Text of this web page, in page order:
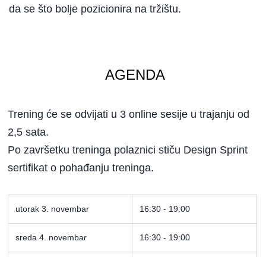
da se što bolje pozicionira na tržištu.
AGENDA
Trening će se odvijati u 3 online sesije u trajanju od
2,5 sata.
Po završetku treninga polaznici stiču Design Sprint
sertifikat o pohađanju treninga.
utorak 3. novembar 16:30 - 19:00
sreda 4. novembar 16:30 - 19:00